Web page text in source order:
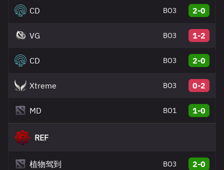
CD BO3 2-0
VG BO3 1-2
CD BO3 2-0
Xtreme BO3 0-2
MD BO1 1-0
REF
植物驾到 BO3 2-0